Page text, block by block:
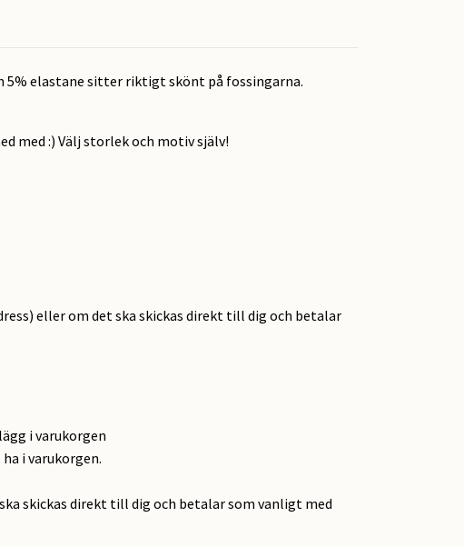
5% elastane sitter riktigt skönt på fossingarna.
med :) Välj storlek och motiv själv!
eller om det ska skickas direkt till dig och betalar
i varukorgen
i varukorgen.
skickas direkt till dig och betalar som vanligt med